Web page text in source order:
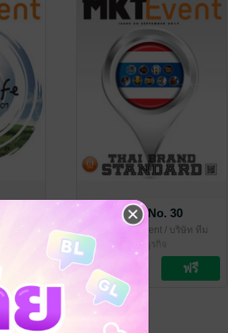
ท ทีม
MKT Event No. 30
ทีมงาน MKT Event / บริษัท ทีม
ไทเกอร์ส จำกัด
นิตยสารบริหารธุรกิจ
No Rating